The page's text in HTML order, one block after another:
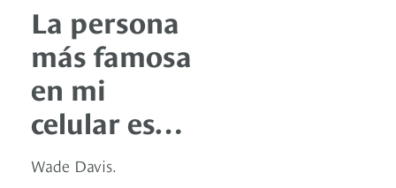
La persona
más famosa
en mi
celular es…
Wade Davis.